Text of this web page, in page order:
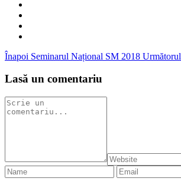
Înapoi Seminarul Național SM 2018 Următorul
Lasă un comentariu